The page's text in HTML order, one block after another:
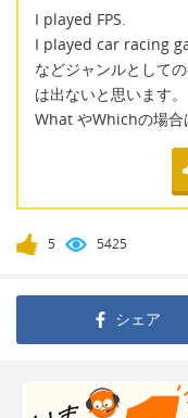
I played FPS.
I played car racing
などジャンルとして
は出ないと思います。
What やWhichの場合
5 5425
シェア